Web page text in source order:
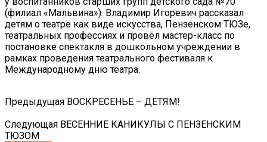
(филиал «Мальвина»). Владимир Игоревич рассказал
детям о театре как виде искусства, Пензенском ТЮЗе,
театральных профессиях и провёл мастер-класс по
постановке спектакля в дошкольном учреждении в
рамках проведения театрального фестиваля к
Международному дню театра.
Предыдущая ВОСКРЕСЕНЬЕ – ДЕТЯМ!
Следующая ВЕСЕННИЕ КАНИКУЛЫ С ПЕНЗЕНСКИМ
ТЮЗОМ